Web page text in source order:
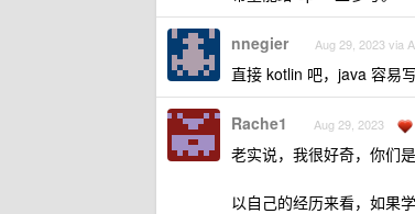
nnegier Aug 29, 2023 via
直接 kotlin 吧，java 容易
Rache1 Aug 29, 2023
老实说，我很好奇，你们
以自己的经历来看，如果